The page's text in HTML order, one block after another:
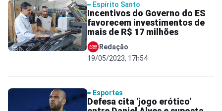
Espírito Santo
Incentivos do Governo do ES
favorecem investimentos de
mais de R$ 17 milhões
Redação
19/05/2023, 17h54
Esportes
Defesa cita 'jogo erótico'